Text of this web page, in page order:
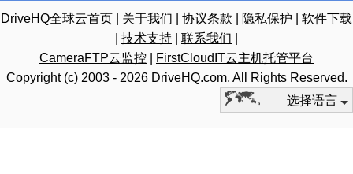
DriveHQ全球云首页 关于我们 协议条款 隐私保护
软件下载
技术支持 联系我们
CameraFTP云监控
FirstCloudIT云主机托管平台
Copyright (c) 2003 - 2026 DriveHQ.com, All Rights Reserved.
选择语言